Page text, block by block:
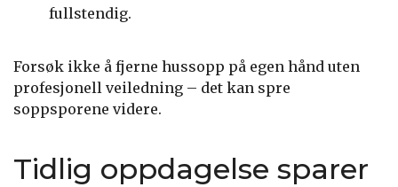
fullstendig.
Forsøk ikke å fjerne hussopp på egen hånd uten
profesjonell veiledning – det kan spre
soppsporene videre.
Tidlig oppdagelse sparer